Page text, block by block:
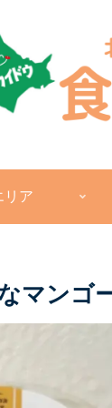
リア
マンゴ